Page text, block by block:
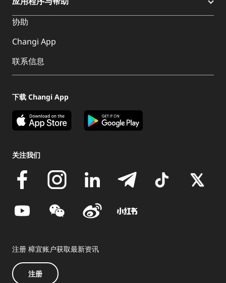
协助
Changi App
联系信息
下载 Changi App
关注我们
注册 樟宜账户获取最新资讯
注册